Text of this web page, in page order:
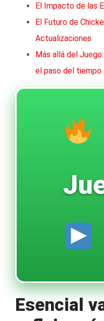
El Impacto de las
El Futuro de
Actualizaciones
Más allá del
el paso del tiempo
Esencial